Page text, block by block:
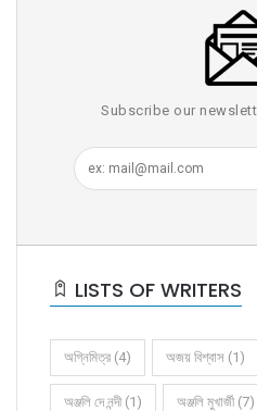
Subscribe our
LISTS OF WRITERS
অগ্নিমিত্র (4) অজয় বিশ্বাস (1)
অঞ্জলি দে নন্দী (1) অঞ্জলি মুখার্জী (7)